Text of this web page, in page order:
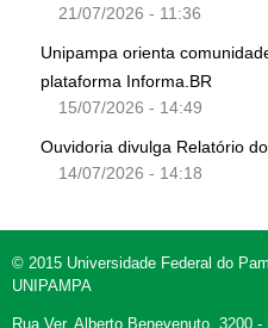
21/07/2026 - 11:36
Unipampa orienta
plataforma Informa.BR
15/07/2026 - 14:49
Ouvidoria divulga Relatório
14/07/2026 - 14:18
© 2015 Universidade Federal do
UNIPAMPA
Rua Ver. Alberto Benevenuto, 3200